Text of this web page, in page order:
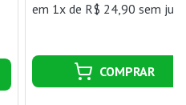
em 1x de R$ 24,90 sem
COMPRAR